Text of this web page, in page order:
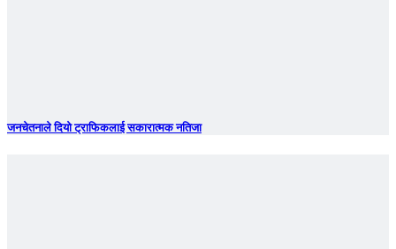
जनचेतनाले दियो ट्राफिकलाई सकारात्मक नतिजा